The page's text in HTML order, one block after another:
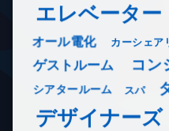
エレベーター
オール電化 カーシェア
ゲストルーム コン
シアタールーム スパ
デザイナーズ